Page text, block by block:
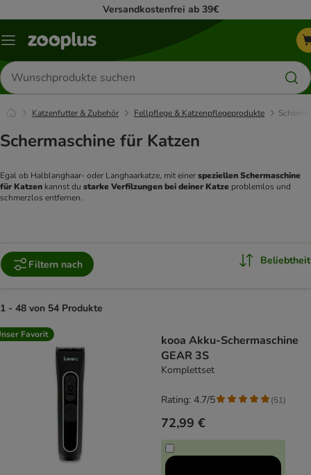
Versandkostenfrei ab 39€
Menü
Produkte
suchen
Katzenfutter & Zubehör Fellpflege & Katzenpflegeprodukte
Schermaschine für Katzen
Egal ob Halblanghaar- oder Langhaarkatze, mit einer speziellen Schermaschine
für Katzen kannst du starke Verfilzungen bei deiner Katze problemlos und
Filtern nach Beliebtheit
1 - 48 von 54 Produkte
product items have been changed
Favorit
kooa Akku-Schermaschine
GEAR 3S
Komplettset
72,99 €
Rating: 4.7/5 (51)